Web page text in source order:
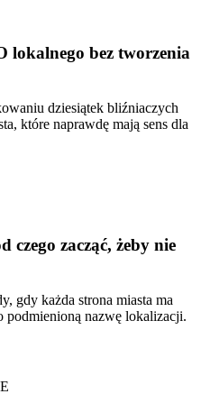
lokalnego bez tworzenia
dziesiątek bliźniaczych
które naprawdę mają sens dla
czego zacząć, żeby nie
gdy każda strona miasta ma
podmienioną nazwę lokalizacji.